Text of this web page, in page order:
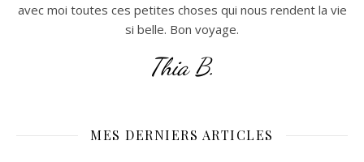
avec moi toutes ces petites choses qui nous rendent la vie
si belle. Bon voyage.
Thia B.
MES DERNIERS ARTICLES